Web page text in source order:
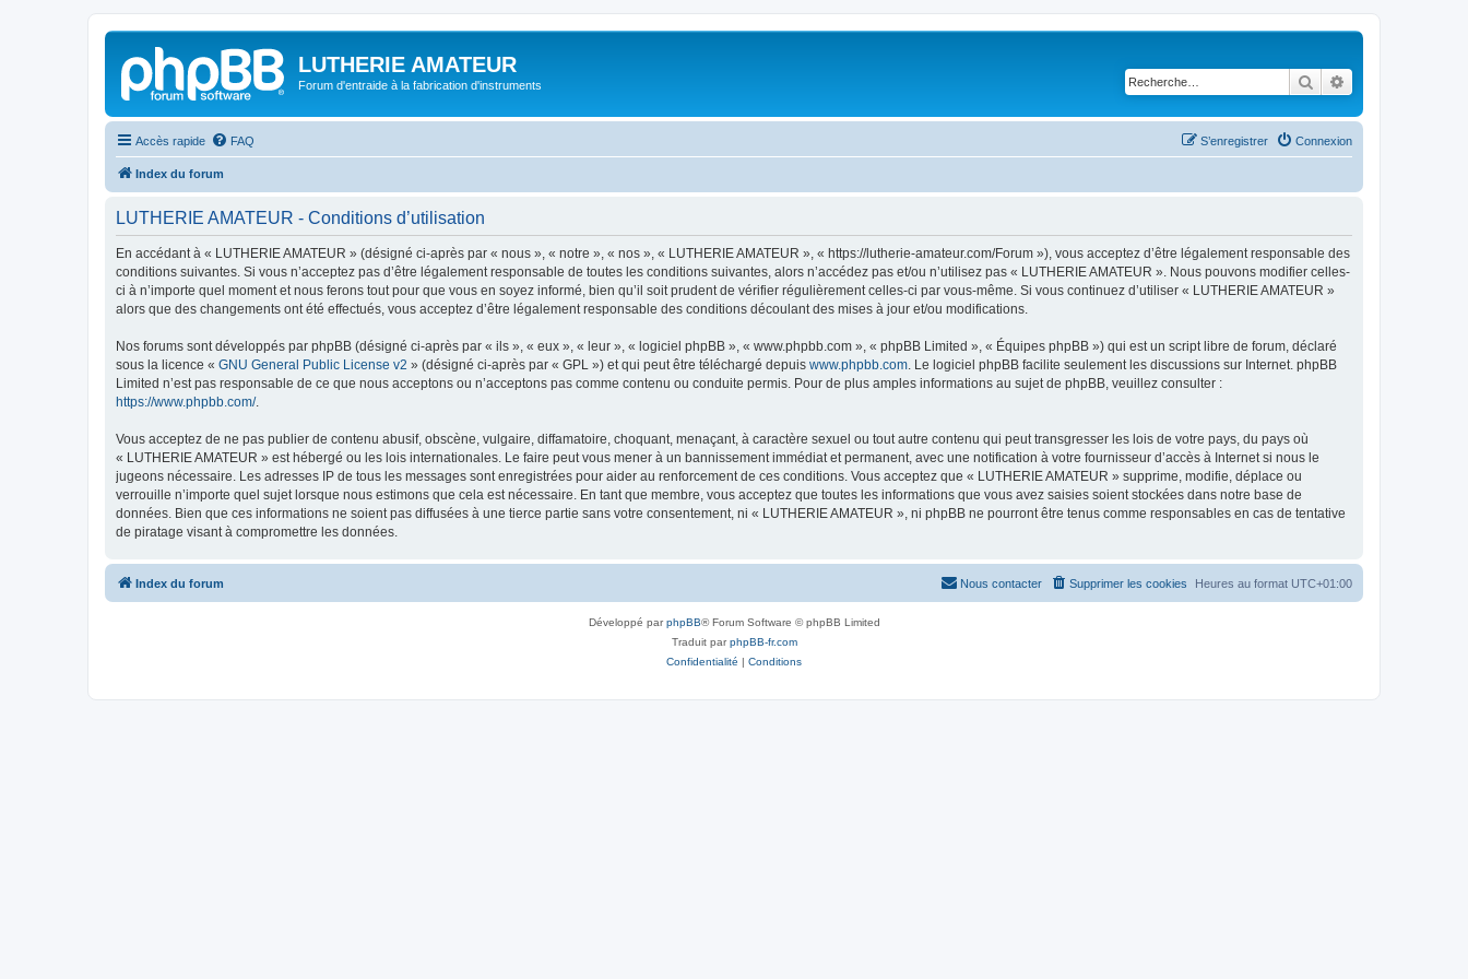
LUTHERIE AMATEUR
Forum d'entraide à la fabrication d'instruments Rechercher
Accès rapide FAQ Connexion
S’enregistrer
Index du forum
LUTHERIE AMATEUR - Conditions d’utilisation
En accédant à « LUTHERIE AMATEUR » (désigné ci-après par « nous », « notre », « nos », « LUTHERIE AMATEUR », « https://lutherie-amateur.com/Forum »), vous acceptez d’être légalement responsable des
conditions suivantes. Si vous n’acceptez pas d’être légalement responsable de toutes les conditions suivantes, alors n’accédez pas et/ou n’utilisez pas « LUTHERIE AMATEUR ». Nous pouvons modifier celles-
ci à n’importe quel moment et nous ferons tout pour que vous en soyez informé, bien qu’il soit prudent de vérifier régulièrement celles-ci par vous-même. Si vous continuez d’utiliser « LUTHERIE AMATEUR »
alors que des changements ont été effectués, vous acceptez d’être légalement responsable des conditions découlant des mises à jour et/ou modifications.
Nos forums sont développés par phpBB (désigné ci-après par « ils », « eux », « leur », « logiciel phpBB », « www.phpbb.com », « phpBB Limited », « Équipes phpBB ») qui est un script libre de forum, déclaré
sous la licence « GNU General Public License v2 » (désigné ci-après par « GPL ») et qui peut être téléchargé depuis www.phpbb.com . Le logiciel phpBB facilite seulement les discussions sur Internet. phpBB
Limited n’est pas responsable de ce que nous acceptons ou n’acceptons pas comme contenu ou conduite permis. Pour de plus amples informations au sujet de phpBB, veuillez consulter :
https://www.phpbb.com/.
Vous acceptez de ne pas publier de contenu abusif, obscène, vulgaire, diffamatoire, choquant, menaçant, à caractère sexuel ou tout autre contenu qui peut transgresser les lois de votre pays, du pays où
« LUTHERIE AMATEUR » est hébergé ou les lois internationales. Le faire peut vous mener à un bannissement immédiat et permanent, avec une notification à votre fournisseur d’accès à Internet si nous le
jugeons nécessaire. Les adresses IP de tous les messages sont enregistrées pour aider au renforcement de ces conditions. Vous acceptez que « LUTHERIE AMATEUR » supprime, modifie, déplace ou
verrouille n’importe quel sujet lorsque nous estimons que cela est nécessaire. En tant que membre, vous acceptez que toutes les informations que vous avez saisies soient stockées dans notre base de
données. Bien que ces informations ne soient pas diffusées à une tierce partie sans votre consentement, ni « LUTHERIE AMATEUR », ni phpBB ne pourront être tenus comme responsables en cas de tentative
de piratage visant à compromettre les données.
Index du forum Heures au format UTC+01:00
Supprimer les cookies
Nous contacter
Développé parphpBB® Forum Software © phpBB Limited
Traduit parphpBB-fr.com
Confidentialité | Conditions